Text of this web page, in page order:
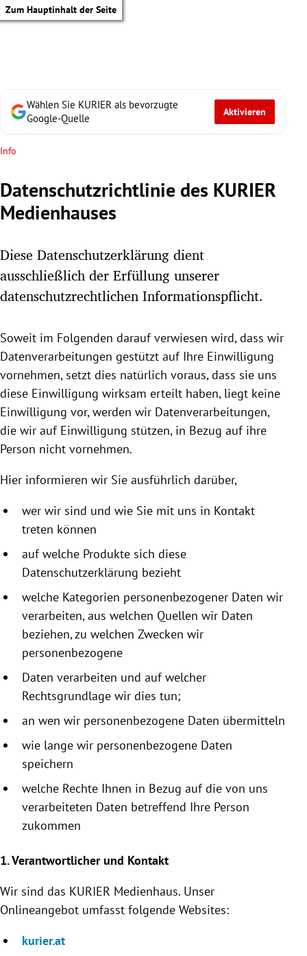
Zum Hauptinhalt der Seite
Untermenü
Untermenü
Untermenü
Untermenü
Untermenü
Untermenü
Untermenü
Untermenü
Wählen Sie KURIER als bevorzugte
Google-Quelle
Aktivieren
Info
Datenschutzrichtlinie des KURIER
Medienhauses
Diese Datenschutzerklärung dient
ausschließlich der Erfüllung unserer
datenschutzrechtlichen Informationspflicht.
Soweit im Folgenden darauf verwiesen wird, dass wir
Datenverarbeitungen gestützt auf Ihre Einwilligung
vornehmen, setzt dies natürlich voraus, dass sie uns
diese Einwilligung wirksam erteilt haben, liegt keine
Einwilligung vor, werden wir Datenverarbeitungen,
die wir auf Einwilligung stützen, in Bezug auf ihre
Person nicht vornehmen.
Hier informieren wir Sie ausführlich darüber,
wer wir sind und wie Sie mit uns in Kontakt
treten können
auf welche Produkte sich diese
Datenschutzerklärung bezieht
welche Kategorien personenbezogener Daten wir
verarbeiten, aus welchen Quellen wir Daten
beziehen, zu welchen Zwecken wir
personenbezogene
Daten verarbeiten und auf welcher
Rechtsgrundlage wir dies tun;
an wen wir personenbezogene Daten übermitteln
wie lange wir personenbezogene Daten
speichern
welche Rechte Ihnen in Bezug auf die von uns
verarbeiteten Daten betreffend Ihre Person
zukommen
1. Verantwortlicher und Kontakt
Wir sind das KURIER Medienhaus. Unser
Onlineangebot umfasst folgende Websites:
kurier.at